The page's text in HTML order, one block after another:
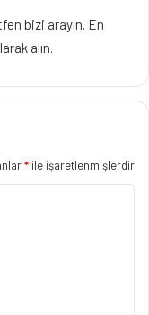
bizi arayın. En
alın.
* ile işaretlenmişlerdir